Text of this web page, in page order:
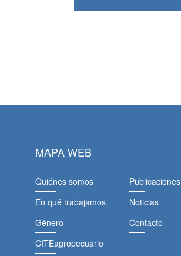
MAPA WEB
Quiénes somos
En qué trabajamos
Género
CITEagropecuario
Publicaciones
Noticias
Contacto